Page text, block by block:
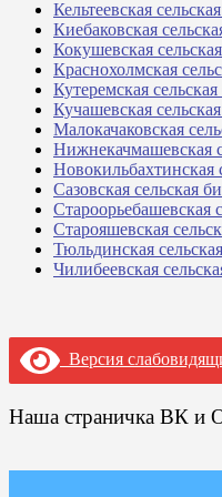
Кельтеевская
Киебаковская
Кокушевская
Краснохолмская
Кутеремская
Кучашевская
Малокачаковская
Нижнекачмашевская
Новокильбахтинская
Сазовская сельская
Староорьебашевская
Старояшевская
Тюльдинская
Чилибеевская
Версия
Наша страничка ВК и